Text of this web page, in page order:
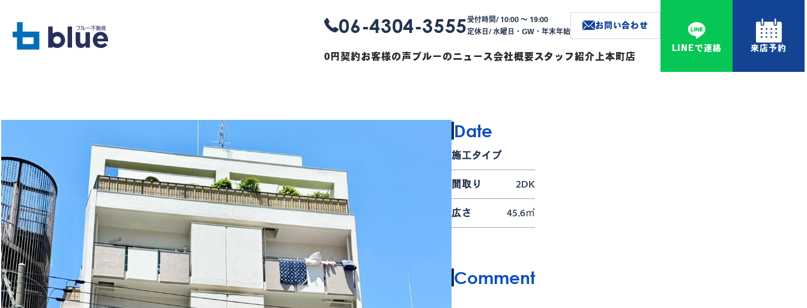
06-4304-3555受付時間/ 10:00 〜 19:00
定休日/ 水曜日・GW・年末年始
お問い合わせ
0円契約お客様の声 ブルーのニュース会社概要 スタッフ紹介 上本町店
LINEで連絡 来店予約
Date
施工タイプ
間取り 2DK
広さ 45.6㎡
Comment